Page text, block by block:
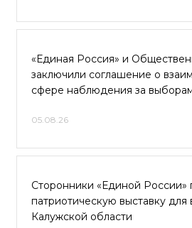
«Единая Россия» и
заключили соглашение о
сфере наблюдения за
05.08.26
Сторонники «Единой России»
патриотическую выставку
Калужской области